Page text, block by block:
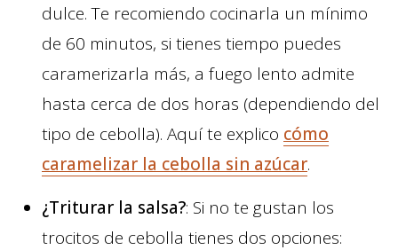
dulce. Te recomiendo cocinarla un mínimo
de 60 minutos, si tienes tiempo puedes
caramerizarla más, a fuego lento admite
hasta cerca de dos horas (dependiendo del
tipo de cebolla). Aquí te explico cómo
caramelizar la cebolla sin azúcar.
¿Triturar la salsa?: Si no te gustan los
trocitos de cebolla tienes dos opciones: